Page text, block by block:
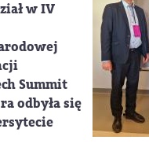
w IV
Summit
odbyła się